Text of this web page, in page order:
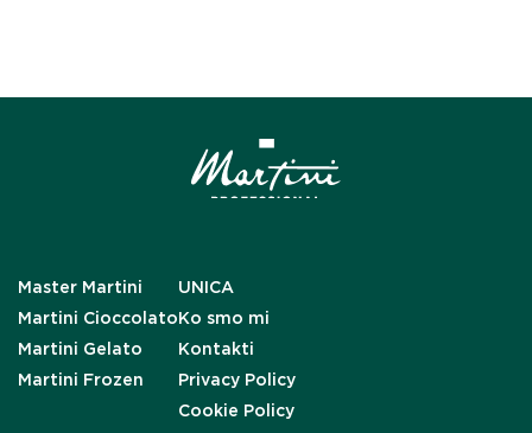
Master Martini
Martini Cioccolato
Martini Gelato
Martini Frozen
UNICA
Ko smo mi
Kontakti
Privacy Policy
Cookie Policy